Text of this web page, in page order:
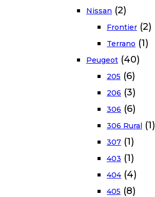
Nissan (2)
Frontier (2)
Terrano (1)
Peugeot (40)
205 (6)
206 (3)
306 (6)
306 Rural (1)
307 (1)
403 (1)
404 (4)
405 (8)